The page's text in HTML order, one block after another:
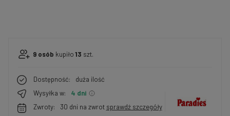
9 osób kupiło13 szt.
Dostępność:
duża ilość
Wysyłka w:
4 dni
Zwroty:
30 dni na zwrot sprawdź szczegóły